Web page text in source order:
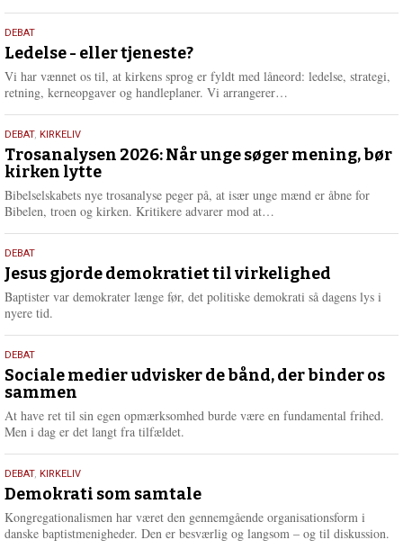
e
r
e
10.
juni
2026
DEBAT
Ledelse - eller tjeneste?
Vi har vænnet os til, at kirkens sprog er fyldt med låneord: ledelse, strategi,
retning, kerneopgaver og handleplaner. Vi arrangerer…
e
2.
juni
2026
DEBAT, KIRKELIV
Trosanalysen 2026: Når unge søger mening, bør
kirken lytte
Bibelselskabets nye trosanalyse peger på, at især unge mænd er åbne for
Bibelen, troen og kirken. Kritikere advarer mod at…
e
r
e
18.
maj
2026
DEBAT
Jesus gjorde demokratiet til virkelighed
Baptister var demokrater længe før, det politiske demokrati så dagens lys i
nyere tid.
18.
maj
2026
DEBAT
Sociale medier udvisker de bånd, der binder os
sammen
At have ret til sin egen opmærksomhed burde være en fundamental frihed.
Men i dag er det langt fra tilfældet.
18.
maj
2026
DEBAT, KIRKELIV
Demokrati som samtale
Kongregationalismen har været den gennemgående organisationsform i
danske baptistmenigheder. Den er besværlig og langsom – og til diskussion.